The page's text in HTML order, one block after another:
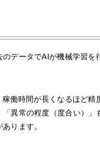
データでAIが機械学習
働時間が長くなるほど
異常の程度（度合い）
ります。